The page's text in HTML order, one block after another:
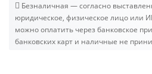
Безналичная — согласно
юридическое, физическое лицо или
можно оплатить через банковское
банковских карт и наличные не